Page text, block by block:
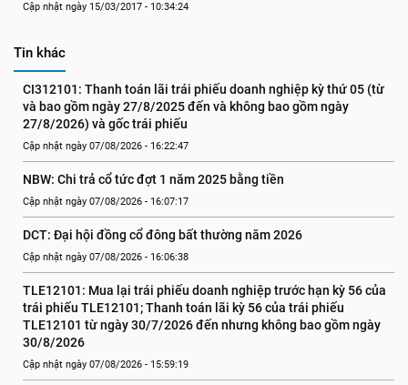
Cập nhật ngày 15/03/2017 - 10:34:24
Tin khác
CI312101: Thanh toán lãi trái phiếu doanh nghiệp kỳ thứ 05 (từ
và bao gồm ngày 27/8/2025 đến và không bao gồm ngày
27/8/2026) và gốc trái phiếu
Cập nhật ngày 07/08/2026 - 16:22:47
NBW: Chi trả cổ tức đợt 1 năm 2025 bằng tiền
Cập nhật ngày 07/08/2026 - 16:07:17
DCT: Đại hội đồng cổ đông bất thường năm 2026
Cập nhật ngày 07/08/2026 - 16:06:38
TLE12101: Mua lại trái phiếu doanh nghiệp trước hạn kỳ 56 của
trái phiếu TLE12101; Thanh toán lãi kỳ 56 của trái phiếu
TLE12101 từ ngày 30/7/2026 đến nhưng không bao gồm ngày
30/8/2026
Cập nhật ngày 07/08/2026 - 15:59:19